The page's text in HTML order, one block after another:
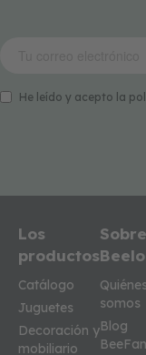
lenguaje
muy clara
50
12 meses a
niño se
He leído y acepto la
Los
productos
Catálogo
Juguetes
Decoración y
mobiliario
Sobre
Quiénes
somos
Blog